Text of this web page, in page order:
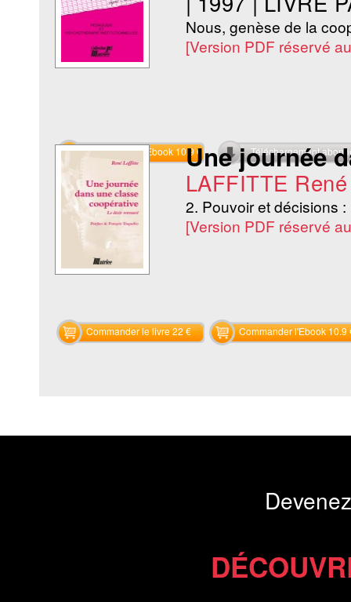
Nous, genèse de la
[Version PDF réservé
Commander l'Ebook 10.9 € Téléchargement
Une journée
LAFFITTE René
2. Pouvoir et décisions
[Version PDF réservé
Commander le livre 22 € Commander l'Ebook 10.9